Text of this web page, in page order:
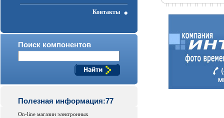
Контакты
Поиск компонентов
Полезная информация:77
On-line магазин электронных